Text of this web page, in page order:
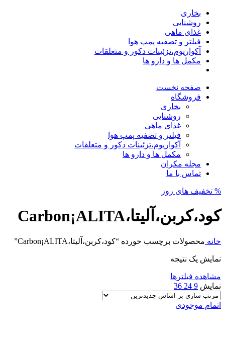
بخاری
روشنایی
غذای ماهی
فیلتر و تصفیه پمپ هوا
آکواریوم،تزئینات دکور و متعلقات
مکمل ها و دارو ها
صفحه نخست
فروشگاه
بخاری
روشنایی
غذای ماهی
فیلتر و تصفیه پمپ هوا
آکواریوم،تزئینات دکور و متعلقات
مکمل ها و دارو ها
مجله مکران
تماس با ما
% تخفیف های روز
کود،کربن،آلیتا،Carbon¡ALITA
خانه محصولات برچسب خورده “کود،کربن،آلیتا،Carbon¡ALITA”
نمایش یک نتیجه
مشاهده فیلترها
نمایش 9
24
36
اتمام موجودی